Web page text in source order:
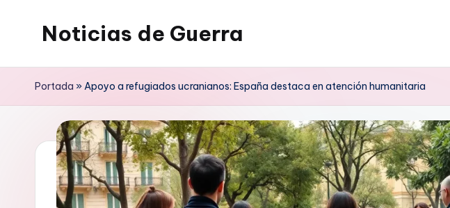
Noticias de Guerra
Portada »Apoyo a refugiados ucranianos: España destaca en atención humanitaria